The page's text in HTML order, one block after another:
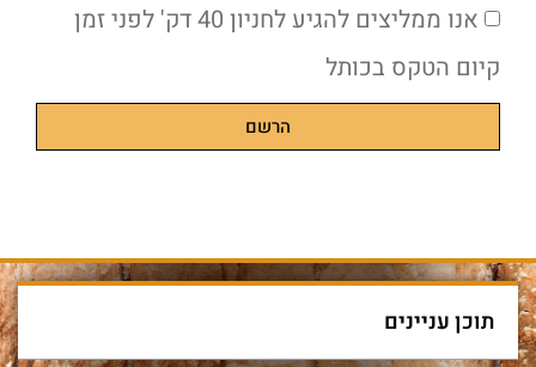
אנו ממליצים להגיע לחניון 40 דק' לפני זמן
קיום הטקס בכותל
הרשם
תוכן עניינים